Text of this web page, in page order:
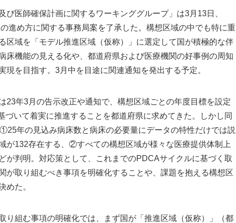
び医師確保計画に関するワーキンググループ」は3月13日、
進め方に関する事務局案を了承した。構想区域の中でも特に重
区域を「モデル推進区域（仮称）」に選定して国が積極的な伴
床機能の見える化や、都道府県および医療機関の好事例の周知
現を目指す。3月中を目途に関連通知を発出する予定。
23年3月の告示改正や通知で、構想区域ごとの年度目標を設定
づいて着実に推進することを都道府県に求めてきた。しかし同
年の見込み病床数と病床の必要量にデータの特性だけでは説
が132存在する、②すべての構想区域が様々な医療提供体制上
が判明。対応策として、これまでのPDCAサイクルに基づく取
が取り組むべき事項を明確化することや、課題を抱える構想区
めた。
り組む事項の明確化では、まず国が「推進区域（仮称）」（都